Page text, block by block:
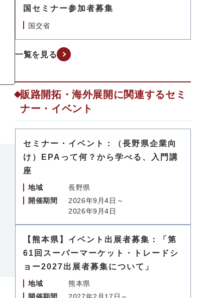
国セミナー参加者募集
国交省
一覧を見る
販路開拓・海外展開に関連するセミ
ナー・イベント
セミナー・イベント：（長野県企業向
け）EPAって何？から学べる、入門講
座
地域
長野県
開催期間
2026年9月4日～
2026年9月4日
【熊本県】イベント出展者募集：「第
61回スーパーマーケット・トレードシ
ョー2027出展者募集について」
地域
熊本県